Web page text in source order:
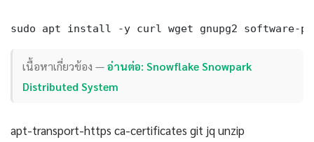
sudo apt install -y curl wget gnupg2 software-
เนื้อหาเกี่ยวข้อง —อ่านต่อ: Snowflake Snowpark
Distributed System
apt-transport-https ca-certificates git jq unzip